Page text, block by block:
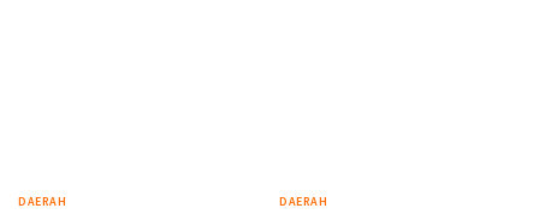
DAERAH DAERAH